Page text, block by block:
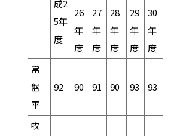
成2
5年
度
26
年
度
27
年
度
28
年
度
29
年
度
30
年
度
常
盤
平
92 90 91 90 93 93
牧